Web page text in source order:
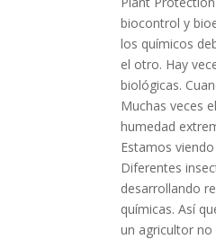
biocontrol y
los químicos
el otro. Hay
biológicas.
Muchas veces
humedad
Estamos
Diferentes
desarrollando
químicas. Así
un agricultor no